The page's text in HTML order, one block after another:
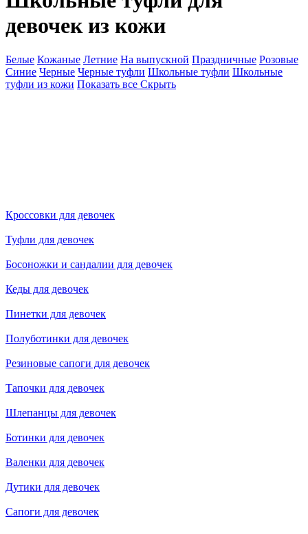
девочек из кожи
Белые Кожаные Летние На выпускной Праздничные Розовые
Синие Черные Черные туфли Школьные туфли Школьные
туфли из кожи Показать все Скрыть
Кроссовки для девочек
Туфли для девочек
Босоножки и сандалии для девочек
Кеды для девочек
Пинетки для девочек
Полуботинки для девочек
Резиновые сапоги для девочек
Тапочки для девочек
Шлепанцы для девочек
Ботинки для девочек
Валенки для девочек
Дутики для девочек
Сапоги для девочек